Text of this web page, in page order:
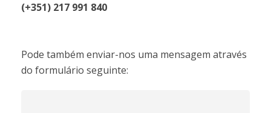
(+351) 217 991 840
Pode também enviar-nos uma mensagem através
do formulário seguinte: